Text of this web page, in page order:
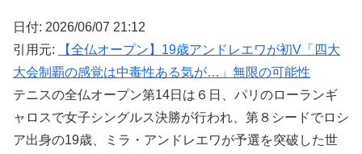
日付: 2026/06/07 21:12
引用元:
【全仏オープン】19歳アンドレエワが初V「四大
大会制覇の感覚は中毒性ある気が…」無限の可能性
テニスの全仏オープン第14日は６日、パリのローランギ
ャロスで女子シングルス決勝が行われ、第８シードでロシ
ア出身の19歳、ミラ・アンドレエワが予選を突破した世